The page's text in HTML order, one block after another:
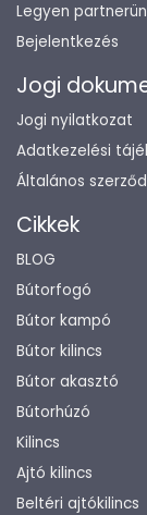
Legyen
Bejelentkezés
Jogi
Jogi nyilatkozat
Adatkezelési
Általános
Cikkek
BLOG
Bútorfogó
Bútor kampó
Bútor kilincs
Bútor akasztó
Bútorhúzó
Kilincs
Ajtó kilincs
Beltéri ajtókilincs